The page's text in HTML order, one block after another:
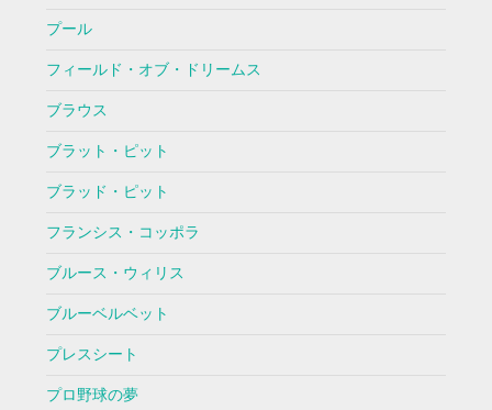
プール
フィールド・オブ・ドリームス
ブラウス
ブラット・ピット
ブラッド・ピット
フランシス・コッポラ
ブルース・ウィリス
ブルーベルベット
プレスシート
プロ野球の夢